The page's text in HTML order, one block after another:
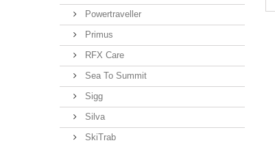
Powertraveller
Primus
RFX Care
Sea To Summit
Sigg
Silva
SkiTrab